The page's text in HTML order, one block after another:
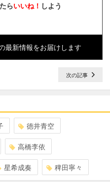
らいいね！ しよう
最新情報をお届けします
次の記事
徳井青空
高橋李依
星希成奏 稗田寧々